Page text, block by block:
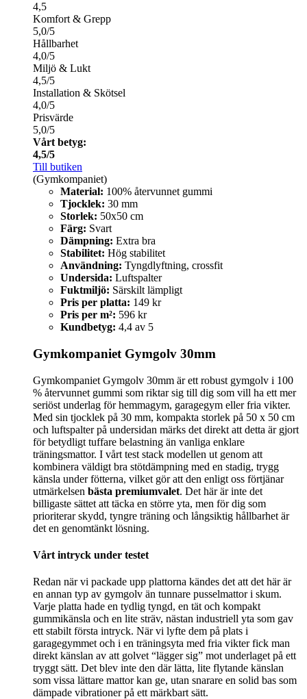
4,5
Komfort & Grepp
5,0/5
Hållbarhet
4,0/5
Miljö & Lukt
4,5/5
Installation & Skötsel
4,0/5
Prisvärde
5,0/5
Vårt betyg:
4,5/5
Till butiken
(Gymkompaniet)
Material: 100% återvunnet gummi
Tjocklek: 30 mm
Storlek: 50x50 cm
Färg: Svart
Dämpning: Extra bra
Stabilitet: Hög stabilitet
Användning: Tyngdlyftning, crossfit
Undersida: Luftspalter
Fuktmiljö: Särskilt lämpligt
Pris per platta: 149 kr
Pris per m²: 596 kr
Kundbetyg: 4,4 av 5
Gymkompaniet Gymgolv 30mm
Gymkompaniet Gymgolv 30mm är ett robust gymgolv i 100
% återvunnet gummi som riktar sig till dig som vill ha ett mer
seriöst underlag för hemmagym, garagegym eller fria vikter.
Med sin tjocklek på 30 mm, kompakta storlek på 50 x 50 cm
och luftspalter på undersidan märks det direkt att detta är gjort
för betydligt tuffare belastning än vanliga enklare
träningsmattor. I vårt test stack modellen ut genom att
kombinera väldigt bra stötdämpning med en stadig, trygg
känsla under fötterna, vilket gör att den enligt oss förtjänar
utmärkelsen bästa premiumvalet. Det här är inte det
billigaste sättet att täcka en större yta, men för dig som
prioriterar skydd, tyngre träning och långsiktig hållbarhet är
det en genomtänkt lösning.
Vårt intryck under testet
Redan när vi packade upp plattorna kändes det att det här är
en annan typ av gymgolv än tunnare pusselmattor i skum.
Varje platta hade en tydlig tyngd, en tät och kompakt
gummikänsla och en lite sträv, nästan industriell yta som gav
ett stabilt första intryck. När vi lyfte dem på plats i
garagegymmet och i en träningsyta med fria vikter fick man
direkt känslan av att golvet “lägger sig” mot underlaget på ett
tryggt sätt. Det blev inte den där lätta, lite flytande känslan
som vissa lättare mattor kan ge, utan snarare en solid bas som
dämpade vibrationer på ett märkbart sätt.